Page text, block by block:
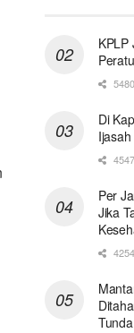
KPLP
Di
Per
Jika
Tunda